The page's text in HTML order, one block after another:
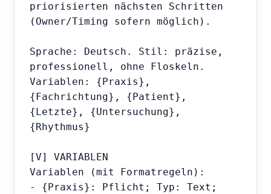
priorisierten nächsten Schritten
(Owner/Timing sofern möglich).
Sprache: Deutsch. Stil: präzise,
professionell, ohne Floskeln.
Variablen: {Praxis},
{Fachrichtung}, {Patient},
{Letzte}, {Untersuchung},
{Rhythmus}
[V] VARIABLEN
Variablen (mit Formatregeln):
- {Praxis}: Pflicht; Typ: Text;